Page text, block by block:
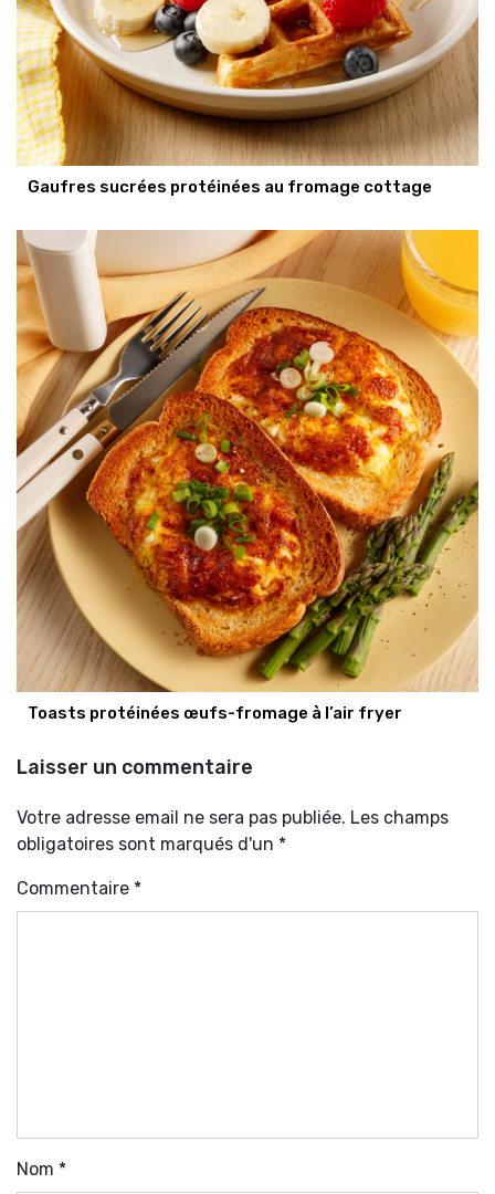
Gaufres sucrées protéinées au fromage cottage
Toasts protéinées œufs-fromage à l’air fryer
Laisser un commentaire
Votre adresse email ne sera pas publiée. Les champs
obligatoires sont marqués d'un *
Commentaire *
Nom *